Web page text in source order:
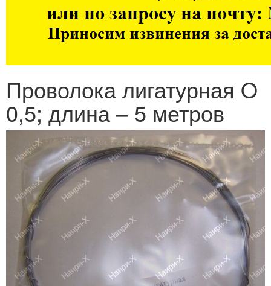
Проволока лигатурная O
0,5; длина – 5 метров